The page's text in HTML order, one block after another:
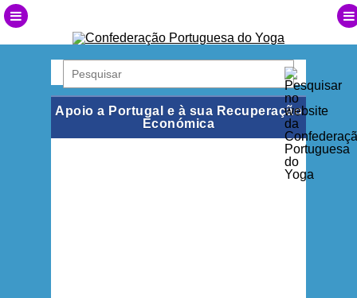
Apoio a Portugal e à sua Recuperação
Económica